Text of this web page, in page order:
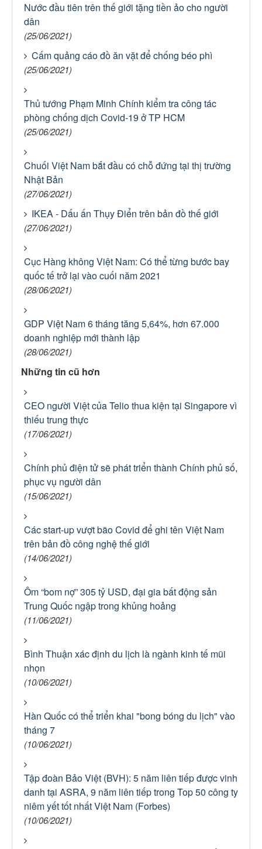
Nước đầu tiên trên thế giới tặng tiền ảo cho người
dân
(25/06/2021)
Cấm quảng cáo đồ ăn vặt để chống béo phì
(25/06/2021)
Thủ tướng Phạm Minh Chính kiểm tra công tác
phòng chống dịch Covid-19 ở TP HCM
(25/06/2021)
Chuối Việt Nam bắt đầu có chỗ đứng tại thị trường
Nhật Bản
(27/06/2021)
IKEA - Dấu ấn Thụy Điển trên bản đồ thế giới
(27/06/2021)
Cục Hàng không Việt Nam: Có thể từng bước bay
quốc tế trở lại vào cuối năm 2021
(28/06/2021)
GDP Việt Nam 6 tháng tăng 5,64%, hơn 67.000
doanh nghiệp mới thành lập
(28/06/2021)
Những tin cũ hơn
CEO người Việt của Telio thua kiện tại Singapore vì
thiếu trung thực
(17/06/2021)
Chính phủ điện tử sẽ phát triển thành Chính phủ số,
phục vụ người dân
(15/06/2021)
Các start-up vượt bão Covid để ghi tên Việt Nam
trên bản đồ công nghệ thế giới
(14/06/2021)
Ôm “bom nợ” 305 tỷ USD, đại gia bất động sản
Trung Quốc ngập trong khủng hoảng
(11/06/2021)
Bình Thuận xác định du lịch là ngành kinh tế mũi
nhọn
(10/06/2021)
Hàn Quốc có thể triển khai "bong bóng du lịch" vào
tháng 7
(10/06/2021)
Tập đoàn Bảo Việt (BVH): 5 năm liên tiếp được vinh
danh tại ASRA, 9 năm liên tiếp trong Top 50 công ty
niêm yết tốt nhất Việt Nam (Forbes)
(10/06/2021)